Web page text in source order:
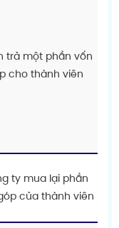
trả một phần vốn
cho thành viên
ty mua lại phần
của thành viên